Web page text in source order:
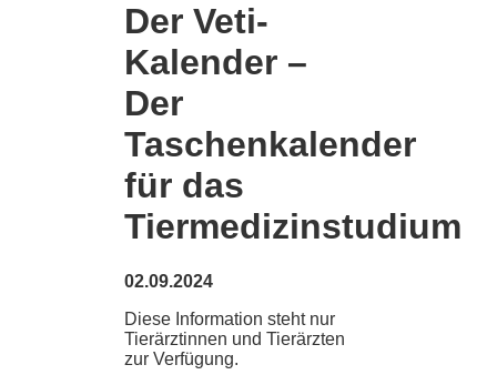
Der Veti-
Kalender –
Der
Taschenkalender
für das
Tiermedizinstudium
02.09.2024
Diese Information steht nur
Tierärztinnen und Tierärzten
zur Verfügung.